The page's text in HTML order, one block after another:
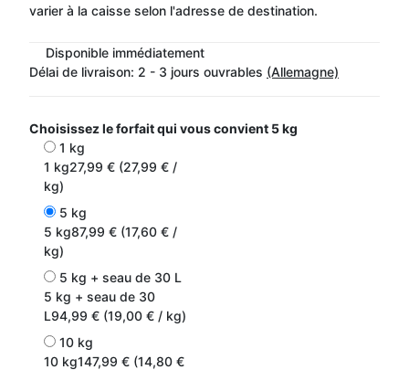
varier à la caisse selon l'adresse de destination.
Disponible immédiatement
Délai de livraison: 2 - 3 jours ouvrables (Allemagne)
Choisissez le forfait qui vous convient 5 kg
1 kg
1 kg27,99 € (27,99 € /
kg)
5 kg
5 kg87,99 € (17,60 € /
kg)
5 kg + seau de 30 L
5 kg + seau de 30
L94,99 € (19,00 € / kg)
10 kg
10 kg147,99 € (14,80 €